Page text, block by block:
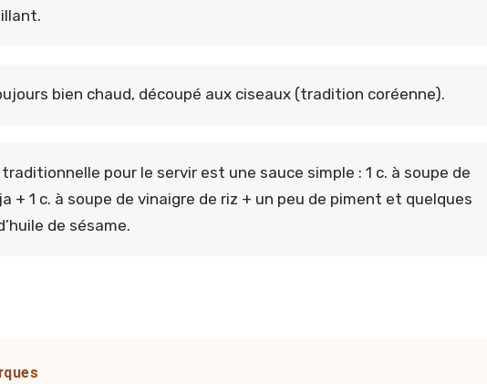
bien chaud, découpé aux ciseaux (tradition coréenne).
pour le servir est une sauce simple : 1 c. à soupe de
+ 1 c. à soupe de vinaigre de riz + un peu de piment et quelques
de sésame.